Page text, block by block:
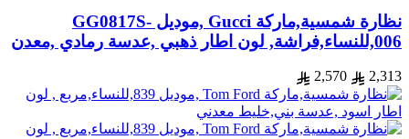
نظارة شمسية,ماركة Gucci ,موديل GG0817S-
006,للنساء,فراشة, لون اطار ذهبي ,عدسة رمادي ,معدن
2,313
2,570